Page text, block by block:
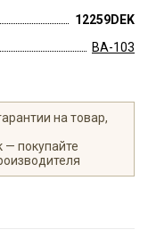
12259DEK
ВА-103
на товар,
— покупайте